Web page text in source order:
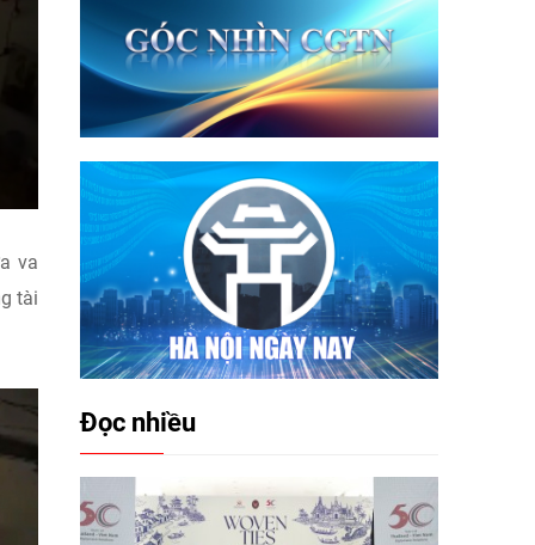
va
tài
Đọc nhiều